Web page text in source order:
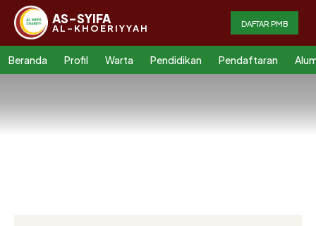
AS-SYIFA
AL-KHOERIYYAH DAFTAR PMB
Beranda Profil Warta Pendidikan Pendaftaran